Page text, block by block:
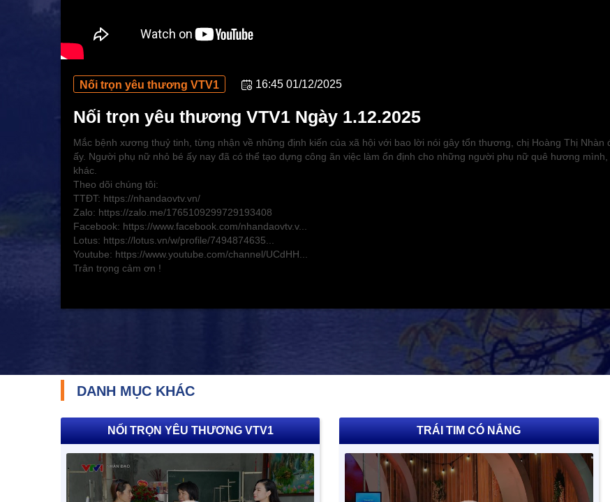
Nối trọn yêu thương VTV1 16:45 01/12/2025
Nối trọn yêu thương VTV1 Ngày 1.12.2025
Mắc bệnh xương thuỷ tinh, từng nhận về những định kiến của xã hội với bao lời nói gây tổn thương, chị Hoàng Thị
ấy. Người phụ nữ nhỏ bé ấy nay đã có thể tạo dựng công ăn việc làm ổn định cho những người phụ nữ quê hương
khác.
Theo dõi chúng tôi:
TTĐT: https://nhandaovtv.vn/
Zalo: https://zalo.me/1765109299729193408
Facebook: https://www.facebook.com/nhandaovtv.v...
Lotus: https://lotus.vn/w/profile/7494874635...
Youtube: https://www.youtube.com/channel/UCdHH...
Trân trọng cảm ơn !
DANH MỤC KHÁC
NỐI TRỌN YÊU THƯƠNG VTV1 TRÁI TIM CÓ NẮNG